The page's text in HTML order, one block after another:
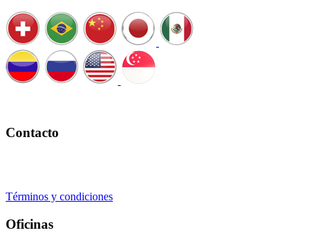
Contacto
Términos y condiciones
Oficinas